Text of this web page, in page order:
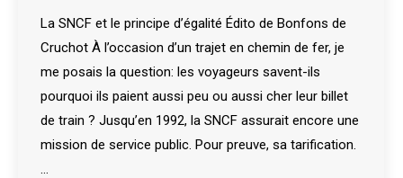
La SNCF et le principe d’égalité Édito de Bonfons de
Cruchot À l’occasion d’un trajet en chemin de fer, je
me posais la question: les voyageurs savent-ils
pourquoi ils paient aussi peu ou aussi cher leur billet
de train ? Jusqu’en 1992, la SNCF assurait encore une
mission de service public. Pour preuve, sa tarification.
…